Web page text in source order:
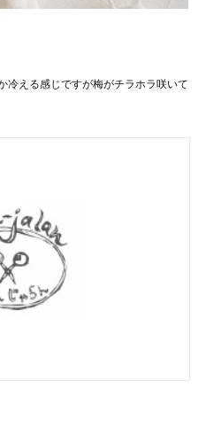
冷える感じですが梅がチラホラ咲いて